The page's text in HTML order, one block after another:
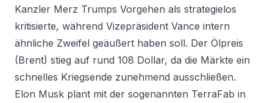
Kanzler Merz Trumps Vorgehen als strategielos
kritisierte, während Vizepräsident Vance intern
ähnliche Zweifel geäußert haben soll. Der Ölpreis
(Brent) stieg auf rund 108 Dollar, da die Märkte ein
schnelles Kriegsende zunehmend ausschließen.
Elon Musk plant mit der sogenannten TerraFab in